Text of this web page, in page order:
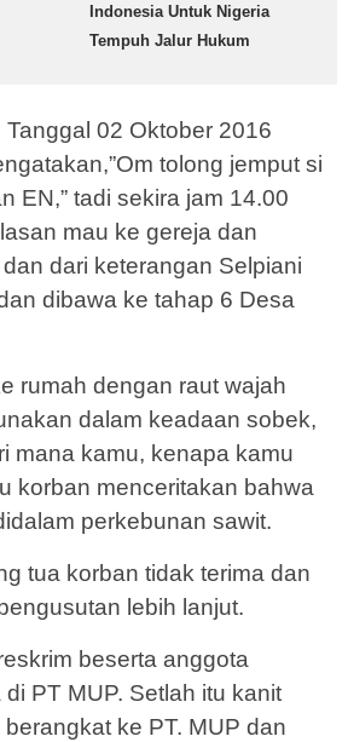
Indonesia Untuk Nigeria
Tempuh Jalur Hukum
02 Oktober 2016
tolong jemput si
EN,” tadi sekira jam 14.00
mau ke gereja dan
dari keterangan Selpiani
dibawa ke tahap 6 Desa
rumah dengan raut wajah
dalam keadaan sobek,
mana kamu, kenapa kamu
korban menceritakan bahwa
perkebunan sawit.
tua korban tidak terima dan
lebih lanjut.
beserta anggota
PT MUP. Setlah itu kanit
ke PT. MUP dan